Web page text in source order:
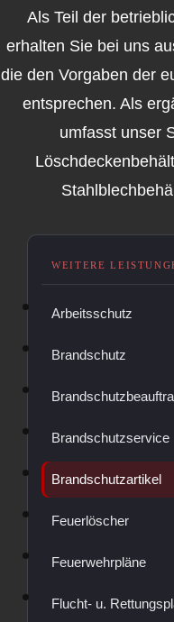
Arbeitsschutz
Brandschutz
Brandschutzservice
Brandschutzartikel
Feuerlöscher
Feuerwehrpläne
Flucht- u.
Als Teil der
erhalten Sie bei uns
die den Vorgaben der
entsprechen. Als
umfasst unser